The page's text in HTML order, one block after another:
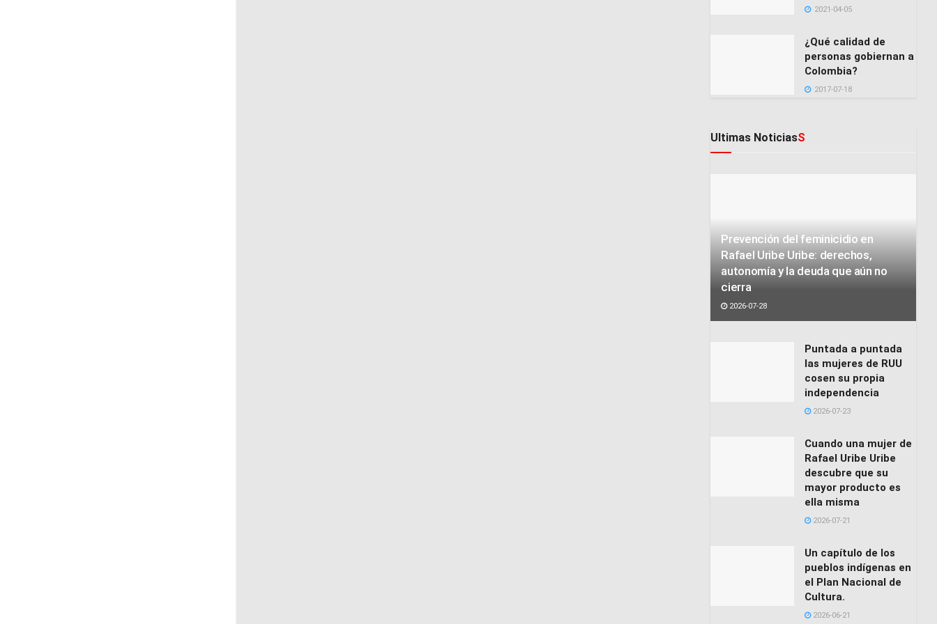
2021-04-05
¿Qué calidad de
personas gobiernan a
Colombia?
2017-07-18
Ultimas NoticiasS
Prevención del feminicidio en
Rafael Uribe Uribe: derechos,
autonomía y la deuda que aún no
cierra
2026-07-28
Puntada a puntada
las mujeres de RUU
cosen su propia
independencia
2026-07-23
Cuando una mujer de
Rafael Uribe Uribe
descubre que su
mayor producto es
ella misma
2026-07-21
Un capítulo de los
pueblos indígenas en
el Plan Nacional de
Cultura.
2026-06-21